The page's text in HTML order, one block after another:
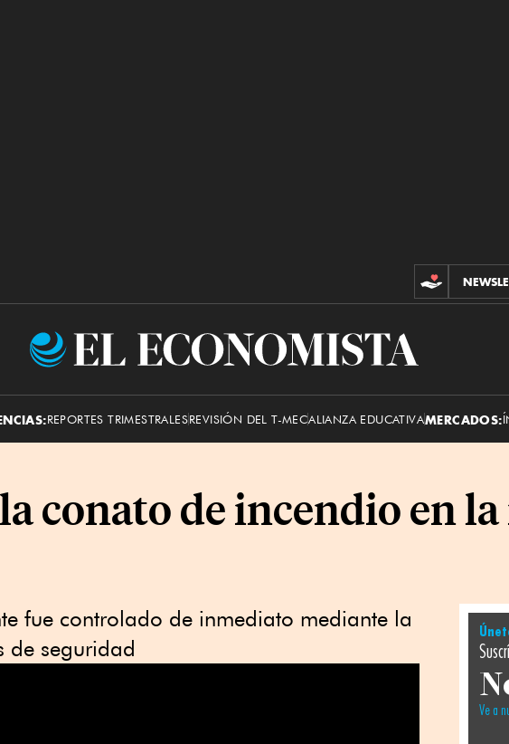
El
REPORTES TRIMESTRALESREVISIÓN DEL T-MECALIANZA EDUCATIVAMERCADOS:
conato de incendio en
fue controlado de inmediato ⁠mediante la
​de seguridad
Ve a